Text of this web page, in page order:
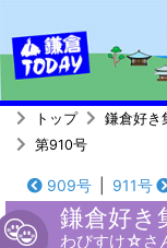
トップ 鎌倉好き
第910号
909号 911号
鎌倉好き
わびすけ☆さ